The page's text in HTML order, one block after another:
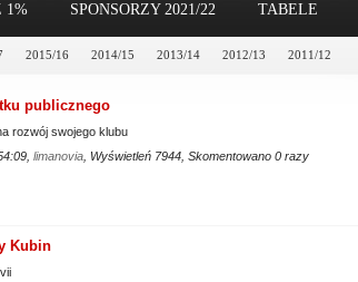
2015/16 2014/15 2013/14 2012/13 2011/12
1% SPONSORZY 2021/22 TABELE
publicznego
rozwój swojego klubu
limanovia, Wyświetleń 7944, Skomentowano 0 razy
Kubin